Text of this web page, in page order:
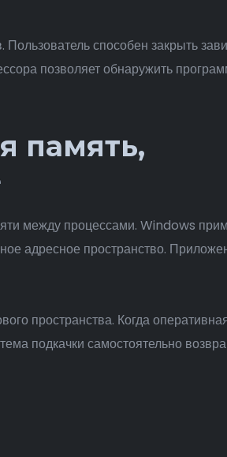
способен закрыть
позволяет обнаружить
память,
между процессами. Windows
адресное пространство.
пространства. Когда
подкачки самостоятельно